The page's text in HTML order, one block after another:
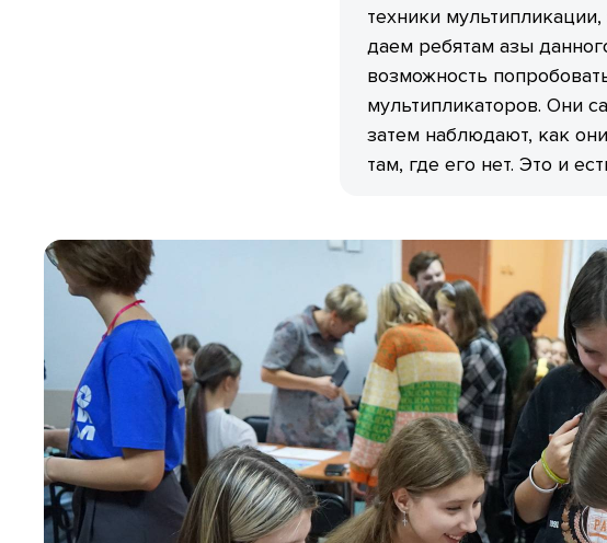
техники
даем ребятам азы
возможность
мультипликаторов. Они
затем наблюдают, как
там, где его нет. Это и